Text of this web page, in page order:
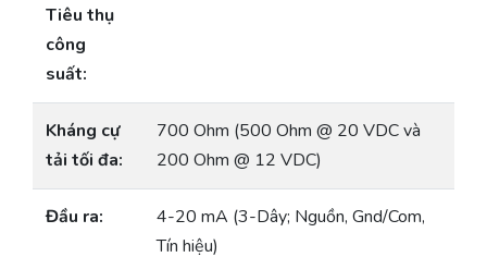
Tiêu thụ
công
suất:
Kháng cự
tải tối đa:
700 Ohm (500 Ohm @ 20 VDC và
200 Ohm @ 12 VDC)
Đầu ra:
4-20 mA (3-Dây; Nguồn, Gnd/Com,
Tín hiệu)